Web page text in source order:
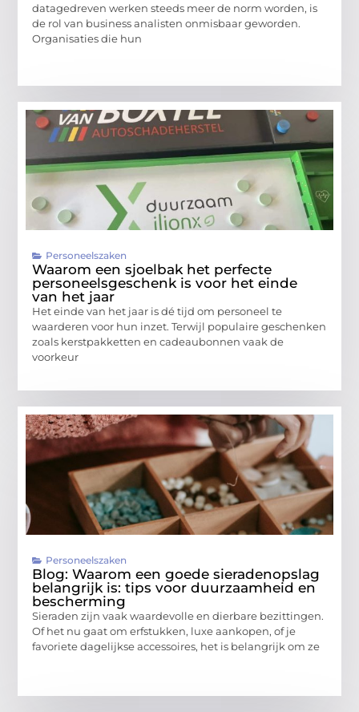
datagedreven werken steeds meer de norm worden, is
de rol van business analisten onmisbaar geworden.
Organisaties die hun
Personeelszaken
Waarom een sjoelbak het perfecte
personeelsgeschenk is voor het einde
van het jaar
Het einde van het jaar is dé tijd om personeel te
waarderen voor hun inzet. Terwijl populaire geschenken
zoals kerstpakketten en cadeaubonnen vaak de
voorkeur
Personeelszaken
Blog: Waarom een goede sieradenopslag
belangrijk is: tips voor duurzaamheid en
bescherming
Sieraden zijn vaak waardevolle en dierbare bezittingen.
Of het nu gaat om erfstukken, luxe aankopen, of je
favoriete dagelijkse accessoires, het is belangrijk om ze